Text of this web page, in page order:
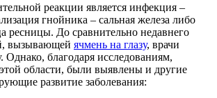
реакции является инфекция –
гнойника – сальная железа либо
ресницы. До сравнительно недавнего
вызывающей ячмень на глазу, врачи
Однако, благодаря исследованиям,
области, были выявлены и другие
развитие заболевания: